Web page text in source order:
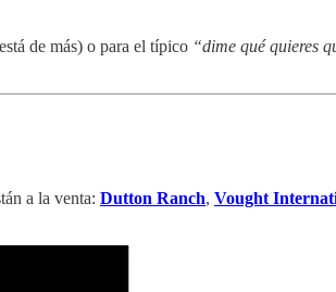
de más) o para el típico “dime qué quieres
a la venta: Dutton Ranch, Vought